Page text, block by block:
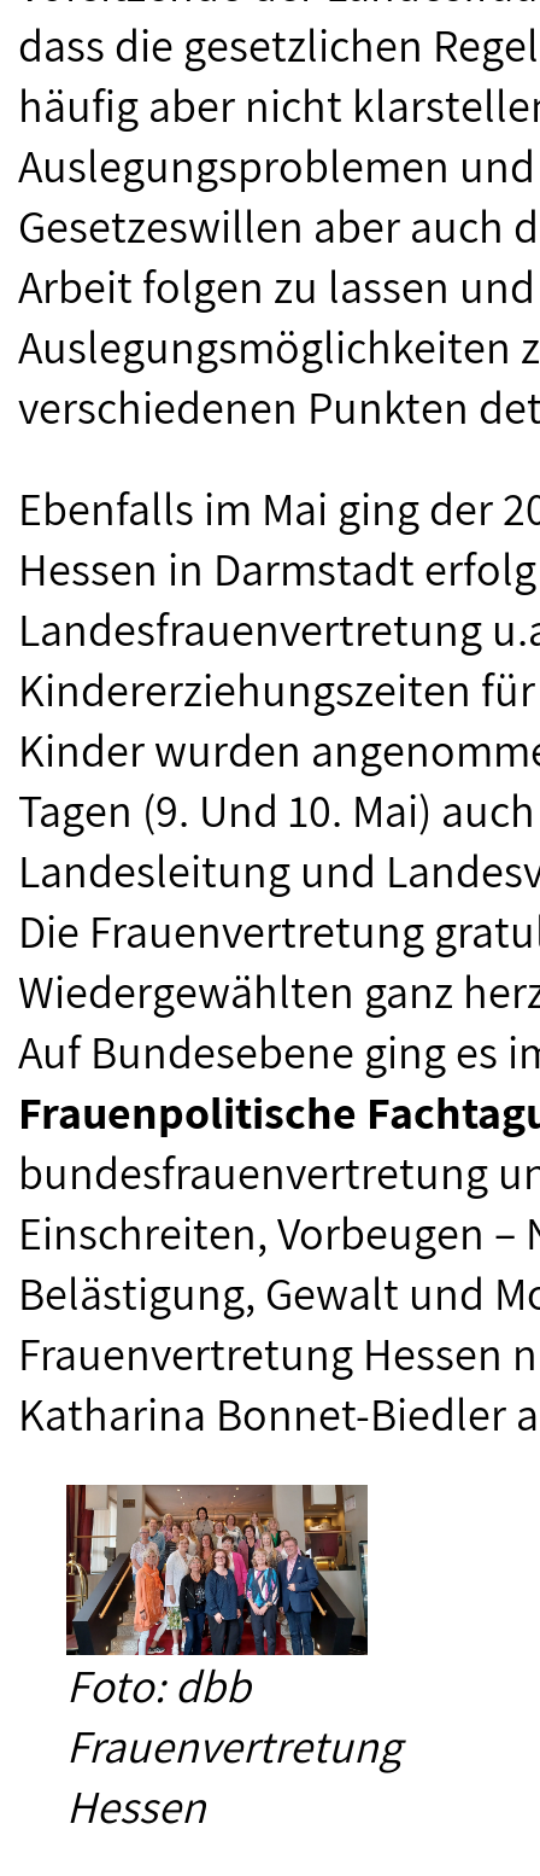
dass die gesetzlichen
häufig aber nicht
Auslegungsproblemen
Gesetzeswillen aber auch
Arbeit folgen zu lassen
Auslegungsmöglichkeiten
verschiedenen Punkten
Ebenfalls im Mai ging der
Hessen in Darmstadt
Landesfrauenvertretung
Kindererziehungszeiten
Kinder wurden
Tagen (9. Und 10. Mai)
Landesleitung und
Die Frauenvertretung
Wiedergewählten ganz
Auf Bundesebene ging es
Frauenpolitische
bundesfrauenvertretung
Einschreiten, Vorbeugen
Belästigung, Gewalt und
Frauenvertretung Hessen
Katharina Bonnet-Biedler
Foto: dbb
Frauenvertretung
Hessen